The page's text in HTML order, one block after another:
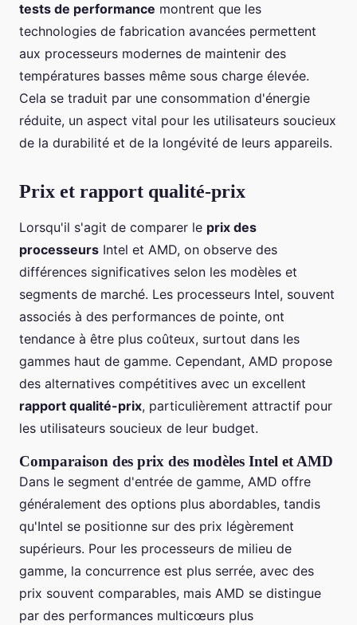
tests de performance montrent que les
technologies de fabrication avancées permettent
aux processeurs modernes de maintenir des
températures basses même sous charge élevée.
Cela se traduit par une consommation d'énergie
réduite, un aspect vital pour les utilisateurs soucieux
de la durabilité et de la longévité de leurs appareils.
Prix et rapport qualité-prix
Lorsqu'il s'agit de comparer le prix des
processeurs Intel et AMD, on observe des
différences significatives selon les modèles et
segments de marché. Les processeurs Intel, souvent
associés à des performances de pointe, ont
tendance à être plus coûteux, surtout dans les
gammes haut de gamme. Cependant, AMD propose
des alternatives compétitives avec un excellent
rapport qualité-prix, particulièrement attractif pour
les utilisateurs soucieux de leur budget.
Comparaison des prix des modèles Intel et AMD
Dans le segment d'entrée de gamme, AMD offre
généralement des options plus abordables, tandis
qu'Intel se positionne sur des prix légèrement
supérieurs. Pour les processeurs de milieu de
gamme, la concurrence est plus serrée, avec des
prix souvent comparables, mais AMD se distingue
par des performances multicœurs plus